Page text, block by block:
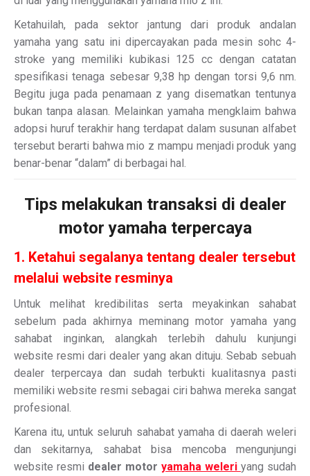
Ketahuilah, pada sektor jantung dari produk andalan
yamaha yang satu ini dipercayakan pada mesin sohc 4-
stroke yang memiliki kubikasi 125 cc dengan catatan
spesifikasi tenaga sebesar 9,38 hp dengan torsi 9,6 nm.
Begitu juga pada penamaan z yang disematkan tentunya
bukan tanpa alasan. Melainkan yamaha mengklaim bahwa
adopsi huruf terakhir hang terdapat dalam susunan alfabet
tersebut berarti bahwa mio z mampu menjadi produk yang
benar-benar “dalam” di berbagai hal.
Tips melakukan transaksi di dealer
motor yamaha terpercaya
1. Ketahui segalanya tentang dealer tersebut
melalui website resminya
Untuk melihat kredibilitas serta meyakinkan sahabat
sebelum pada akhirnya meminang motor yamaha yang
sahabat inginkan, alangkah terlebih dahulu kunjungi
website resmi dari dealer yang akan dituju. Sebab sebuah
dealer terpercaya dan sudah terbukti kualitasnya pasti
memiliki website resmi sebagai ciri bahwa mereka sangat
profesional.
Karena itu, untuk seluruh sahabat yamaha di daerah weleri
dan sekitarnya, sahabat bisa mencoba mengunjungi
website resmi dealer motor yamaha weleri yang sudah